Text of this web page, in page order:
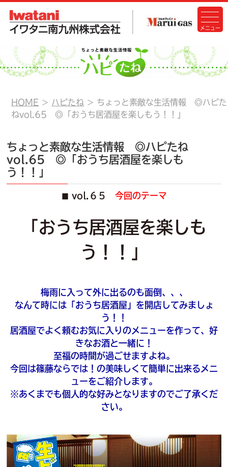
HOME ハピたね
ちょっと素敵な生活情報 ◎ハピた
ねvol.65 ◎「おうち居酒屋を楽しもう！！」
ちょっと素敵な生活情報 ◎ハピたね
vol.65 ◎「おうち居酒屋を楽しも
う！！」
vol.６５ 今回のテーマ
「おうち居酒屋を楽しも
う！！」
梅雨に入って外に出るのも面倒、、、
なんて時には「おうち居酒屋」を開店してみましょ
う！！
居酒屋でよく頼むお気に入りのメニューを作って、好
きなお酒と一緒に！
至福の時間が過ごせますよね。
今回は篠藤ならでは！の美味しくて簡単に出来るメニ
ューをご紹介します。
※あくまでも個人的な好みとなりますのでご了承くだ
さい。